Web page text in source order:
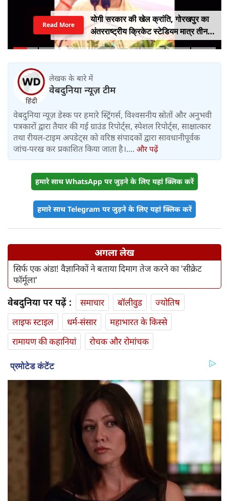
योगी सरकार की खेल क्रांति, गोरखपुर का
अंतरराष्ट्रीय क्रिकेट स्टेडियम मात्र तीन
महीने में लगभग 20% तैयार
Read More
लेखक के बारे में
वेबदुनिया न्यूज़ टीम
वेबदुनिया न्यूज़ डेस्क पर हमारे स्ट्रिंगर्स, विश्वसनीय स्रोतों और अनुभवी
पत्रकारों द्वारा तैयार की गई ग्राउंड रिपोर्ट्स, स्पेशल रिपोर्ट्स, साक्षात्कार
तथा रीयल-टाइम अपडेट्स को वरिष्ठ संपादकों द्वारा सावधानीपूर्वक
जांच-परख कर प्रकाशित किया जाता है।.... और पढ़ें
हमारे साथ WhatsApp पर जुड़ने के लिए यहां क्लिक करें
हमारे साथ Telegram पर जुड़ने के लिए यहां क्लिक करें
अगला लेख
सिर्फ एक अंडा! वैज्ञानिकों ने बताया दिमाग तेज करने का 'सीक्रेट
फॉर्मूला'
वेबदुनिया पर पढ़ें : समाचार बॉलीवुड
ज्योतिष
लाइफ स्‍टाइल
धर्म-संसार
महाभारत के किस्से
रामायण की कहानियां
रोचक और रोमांचक